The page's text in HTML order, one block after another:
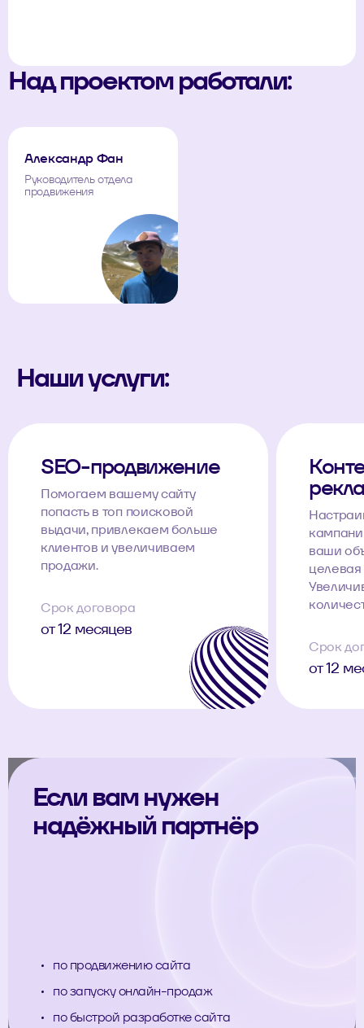
Над проектом работали:
Александр Фан
Руководитель отдела
продвижения
Наши услуги:
SEO-продвижение
Помогаем вашему сайту
попасть в топ поисковой
выдачи, привлекаем больше
клиентов и увеличиваем
продажи.
Срок договора
от 12 месяцев
ваши
целевая
Срок
от 12
Если вам нужен
надёжный партнёр
по продвижению сайта
по запуску онлайн-продаж
по быстрой разработке сайта